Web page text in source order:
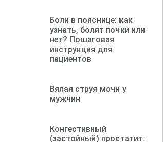
Боли в пояснице: как
узнать, болят почки или
нет? Пошаговая
инструкция для
пациентов
Вялая струя мочи у
мужчин
Конгестивный
(застойный) простатит: